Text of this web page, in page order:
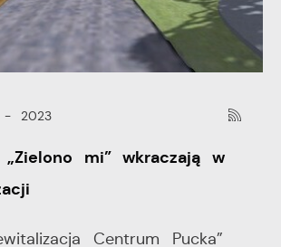
2023
mi” wkraczają w
Centrum Pucka”